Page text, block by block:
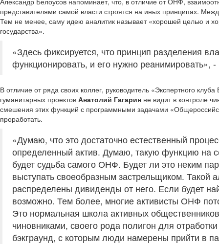
представителями самой власти строятся на иных принципах.
Тем не менее, саму идею аналитик называет «хорошей целью и
государства».
«Здесь фиксируется, что принцип разделения
функционировать, и его нужно реанимировать»,
В отличие от ряда своих коллег, руководитель «Экспертного
гуманитарных проектов Анатолий Гагарин не видит в контроле
смешения этих функций с программными задачами
проработать.
«Думаю, что это достаточно естественный
определенный актив. Думаю, такую функцию на
будет судьба самого ОНФ. Будет ли это неким
выступать своеобразным застрельщиком. Такой
распределены дивиденды от него. Если будет
возможно. Тем более, многие активисты ОНФ
Это нормальная школа активных
чиновниками, своего рода полигон для
бэкграунд, с которым люди намерены прийти в